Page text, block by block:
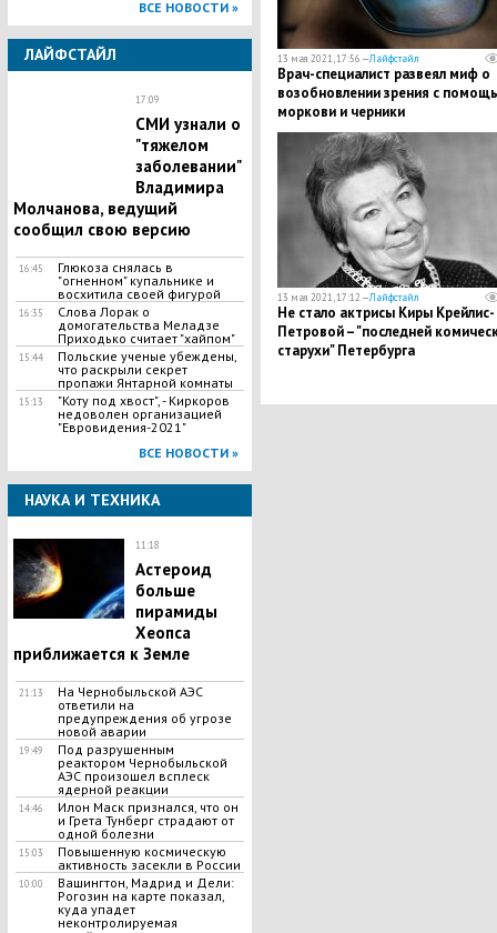
ВСЕ НОВОСТИ »
ЛАЙФСТАЙЛ
17:09
СМИ узнали о
"тяжелом
заболевании"
Владимира
Молчанова, ведущий
сообщил свою версию
16:45
Глюкоза снялась в
"огненном" купальнике и
восхитила своей фигурой
16:35
Слова Лорак о
домогательства Меладзе
Приходько считает "хайпом"
15:44
Польские ученые убеждены,
что раскрыли секрет
пропажи Янтарной комнаты
15:13
"Коту под хвост", - Киркоров
недоволен организацией
"Евровидения-2021"
ВСЕ НОВОСТИ »
НАУКА И ТЕХНИКА
11:18
Астероид
больше
пирамиды
Хеопса
приближается к Земле
21:13
На Чернобыльской АЭС
ответили на
предупреждения об угрозе
новой аварии
19:49
Под разрушенным
реактором Чернобыльской
АЭС произошел всплеск
ядерной реакции
14:46
Илон Маск признался, что он
и Грета Тунберг страдают от
одной болезни
15:03
Повышенную космическую
активность засекли в России
10:00
Вашингтон, Мадрид и Дели:
Рогозин на карте показал,
куда упадет
неконтролируемая
13 мая 2021, 17:56 —Лайфстайл
Врач-специалист развеял миф о
возобновлении зрения с
моркови и черники
13 мая 2021, 17:12 —Лайфстайл
Не стало актрисы Киры Крейлис-
Петровой – "последней
старухи" Петербурга